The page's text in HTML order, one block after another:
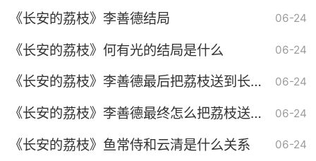
《长安的荔枝》李善德结局 06-24
《长安的荔枝》何有光的结局是什么 06-24
《长安的荔枝》李善德最后把荔枝送到长安
06-24
《长安的荔枝》李善德最终怎么把荔枝送到
06-24
《长安的荔枝》鱼常侍和云清是什么关系 06-24